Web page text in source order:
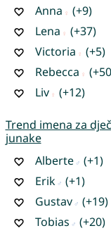
Anna
(+9)
Lena
(+37)
Victoria
(+5)
Rebecca
Liv
(+12)
Trend imena za
junake
Alberte
(+1)
Erik
(+1)
Gustav
(+19)
Tobias
(+20)